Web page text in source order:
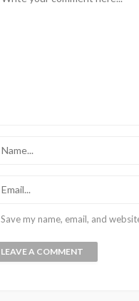
Save my name, email, and